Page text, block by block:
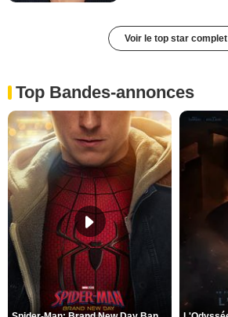
Voir le top star complet
Top Bandes-annonces